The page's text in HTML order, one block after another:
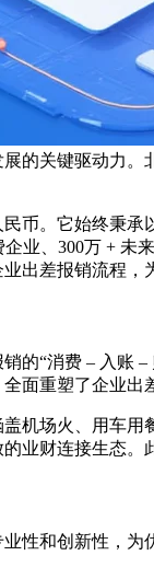
的关键驱动力
币。它始终秉
业、300万 +
出差报销流程，
的“消费 – 入账
面重塑了企业出
机场火、用车
业财连接生态
性和创新性，为